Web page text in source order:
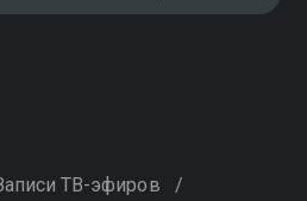
ТВ-эфиров /